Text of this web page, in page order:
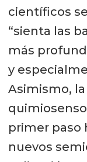
científicos
“sienta las
más
y
Asimismo,
primer paso
nuevos